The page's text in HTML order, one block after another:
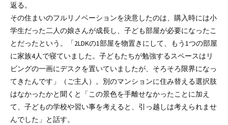
返る。
その住まいのフルリノベーションを決意したのは、購入時には小
学生だった二人の娘さんが成長し、子ども部屋が必要になったこ
とだったという。「2LDKの1部屋を物置きにして、もう1つの部屋
に家族4人で寝ていました。子どもたちが勉強するスペースはリ
ビングの一画にデスクを置いていましたが、そろそろ限界になっ
てきたんです」（ご主人）。別のマンションに住み替える選択肢
はなかったかと聞くと「この景色を手離せなかったことに加え
て、子どもの学校や習い事を考えると、引っ越しは考えられませ
んでした」と話す。